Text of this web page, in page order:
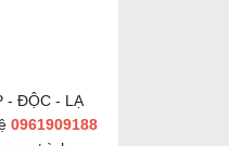
- ĐỘC - LẠ
0961909188